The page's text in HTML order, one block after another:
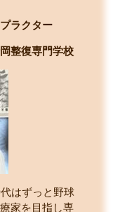
ラクター
整復専門学校
はずっと野球
家を目指し専